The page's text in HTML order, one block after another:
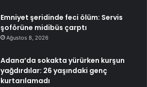
Emniyet şeridinde feci ölüm: Servis
şoförüne midibüs çarptı
Ağustos 8, 2026
Adana’da sokakta yürürken kurşun
yağdırdılar: 26 yaşındaki genç
kurtarılamadı